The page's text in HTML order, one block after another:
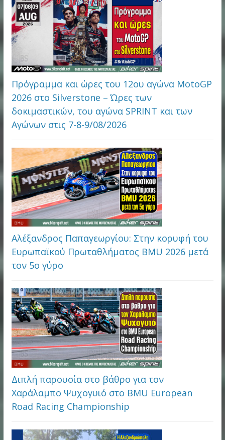
Πρόγραμμα και ώρες του 12ου αγώνα MotoGP
2026 στo Silverstone – Ώρες των
δοκιμαστικών, του αγώνα SPRINT και των
Αγώνων στις 7-8-9/08/2026
Αλέξανδρος Παπαγεωργίου: Στην κορυφή του
Ευρωπαϊκού Πρωταθλήματος BMU 2026 μετά
τον 5ο γύρο
Διπλή παρουσία στο βάθρο για τον
Χαράλαμπο Ψυχογυιό στο BMU European
Road Racing Championship